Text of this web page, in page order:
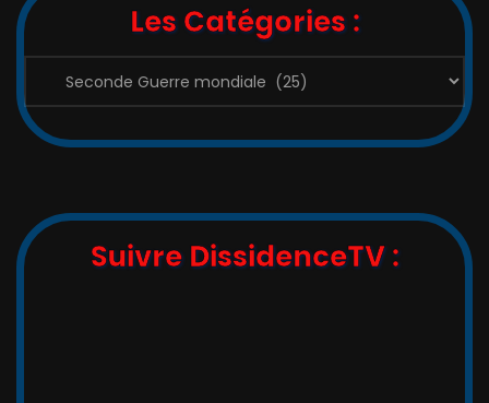
Les Catégories :
Catégories
Suivre DissidenceTV :